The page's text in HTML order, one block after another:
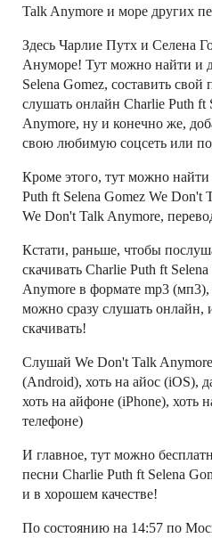
Talk Anymore и море других
Здесь Чарлие Путх и Селена
Ануморе! Тут можно найти и
Selena Gomez, составить
слушать онлайн Charlie Puth ft
Anymore, ну и конечно же,
свою любимую соцсеть или
Кроме этого, тут можно
Puth ft Selena Gomez We Don't
We Don't Talk Anymore,
Кстати, раньше, чтобы
скачивать Charlie Puth ft
Anymore в формате mp3 (мп3),
можно сразу слушать онлайн,
скачивать!
Слушай We Don't Talk
(Android), хоть на айос (iOS),
хоть на айфоне (iPhone), хоть
телефоне)
И главное, тут можно
песни Charlie Puth ft Selena
и в хорошем качестве!
По состоянию на 14:57 по